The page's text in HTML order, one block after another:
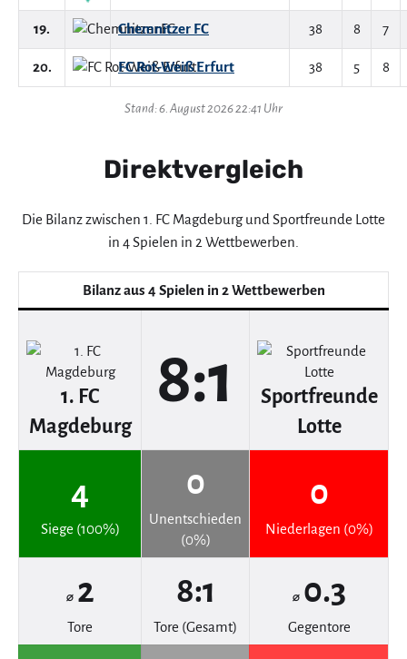
19. Chemnitzer FC 38 8 7
20. FC Rot-Weiß Erfurt 38 5 8
Stand: 6. August 2026 22:41 Uhr
Direktvergleich
Die Bilanz zwischen 1. FC Magdeburg und Sportfreunde Lotte
in 4 Spielen in 2 Wettbewerben.
Bilanz aus 4 Spielen in 2 Wettbewerben
1. FC
Magdeburg
8:1
Sportfreunde
Lotte
4
Siege (100%)
0
Unentschieden
(0%)
0
Niederlagen (0%)
⌀ 2
Tore
8:1
Tore (Gesamt)
⌀ 0.3
Gegentore